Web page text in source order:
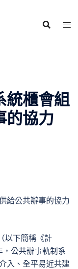
統櫃會組
的協力
公共辦事的協力
以下簡稱《計
公共辦事軌制系
入、全平易近共建